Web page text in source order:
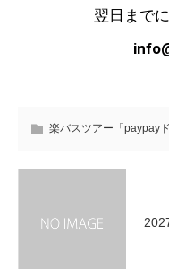
翌日まで
楽バスツアー「paypayド